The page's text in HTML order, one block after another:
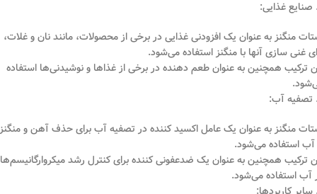
منگنز به عنوان یک افزودنی غذایی در برخی از محصولات، مانند نان و غلات،
غنی سازی آنها با منگنز استفاده می‌شود.
ترکیب همچنین به عنوان طعم دهنده در برخی از غذاها و نوشیدنی‌ها استفاده
منگنز به عنوان یک عامل اکسید کننده در تصفیه آب برای حذف آهن و منگنز
آب استفاده می‌شود.
ترکیب همچنین به عنوان یک ضدعفونی کننده برای کنترل رشد میکروارگانیسم‌ها
آب استفاده می‌شود.